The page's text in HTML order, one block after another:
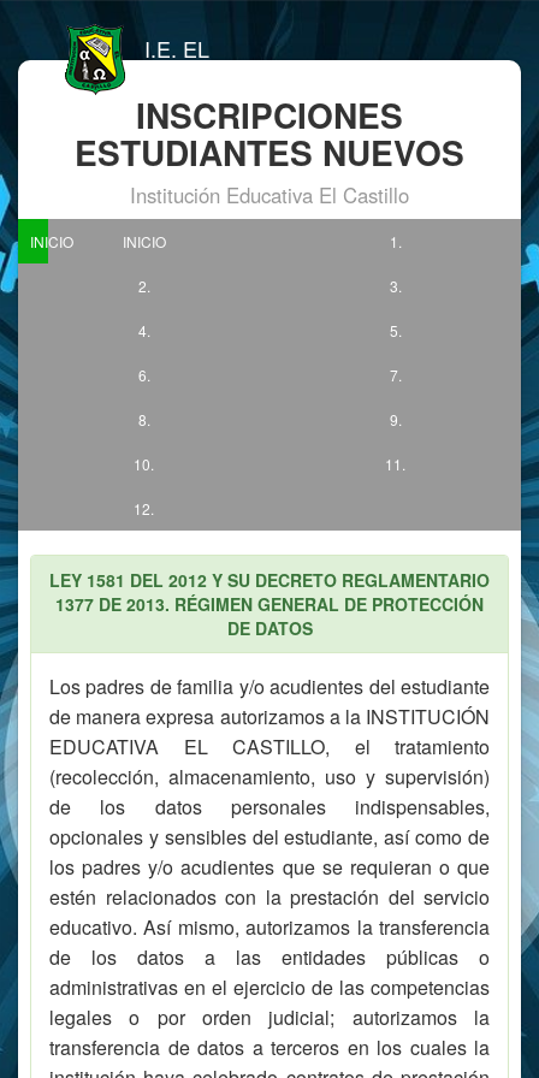
I.E. EL
INSCRIPCIONES
ESTUDIANTES NUEVOS
Institución Educativa El Castillo
INICIO 1.
2. 3.
4. 5.
6. 7.
8. 9.
10. 11.
12.
INICIO
LEY 1581 DEL 2012 Y SU DECRETO REGLAMENTARIO
1377 DE 2013. RÉGIMEN GENERAL DE PROTECCIÓN
DE DATOS
Los padres de familia y/o acudientes del estudiante
de manera expresa autorizamos a la INSTITUCIÓN
EDUCATIVA EL CASTILLO, el tratamiento
(recolección, almacenamiento, uso y supervisión)
de los datos personales indispensables,
opcionales y sensibles del estudiante, así como de
los padres y/o acudientes que se requieran o que
estén relacionados con la prestación del servicio
educativo. Así mismo, autorizamos la transferencia
de los datos a las entidades públicas o
administrativas en el ejercicio de las competencias
legales o por orden judicial; autorizamos la
transferencia de datos a terceros en los cuales la